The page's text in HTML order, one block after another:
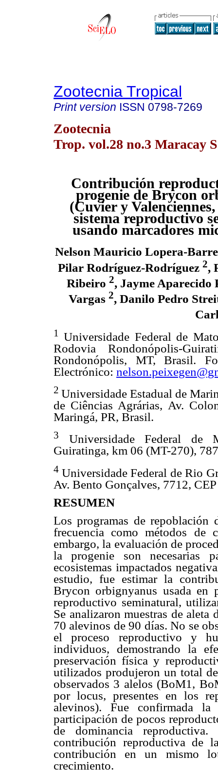
Zootecnia Tropical
Print version ISSN 0798-7269
Zootecnia
Trop. vol.28 no.3 Maracay
Contribución
progenie de Brycon
(Cuvier y
sistema reproductivo
usando marcadores
Nelson Mauricio Lopera-
Pilar Rodríguez-Rodríguez 2,
Ribeiro 2, Jayme Aparecido
Vargas 2, Danilo Pedro
1
Universidade Federal de
Rodovia Rondonópolis-
Rondonópolis, MT, Brasil.
Electrónico:
2 Universidade Estadual de
de Ciências Agrárias, Av.
Maringá, PR, Brasil.
3
Universidade Federal de
Guiratinga, km 06 (MT-270),
4 Universidade Federal de Rio
Av. Bento Gonçalves, 7712,
RESUMEN
Los programas de repoblación
frecuencia como métodos de
embargo, la evaluación de
la progenie son necesarias
ecosistemas impactados
estudio, fue estimar la
Brycon orbignyanus usada en
reproductivo seminatural,
Se analizaron muestras de
70 alevinos de 90 días. No se
el proceso reproductivo y
individuos, demostrando la
preservación física y
utilizados produjeron un total
observados 3 alelos (BoM1,
por locus, presentes en los
alevinos). Fue confirmada
participación de pocos
de dominancia
contribución reproductiva de
contribución en un mismo
crecimiento.